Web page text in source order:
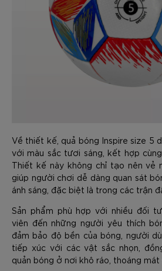
Về thiết kế, quả bóng Inspire size 5
với màu sắc tươi sáng, kết hợp
Thiết kế này không chỉ tạo nên vẻ
giúp người chơi dễ dàng quan sát
ánh sáng, đặc biệt là trong các trận
Sản phẩm phù hợp với nhiều đối
viên đến những người yêu thích
đảm bảo độ bền của bóng, người
tiếp xúc với các vật sắc nhọn,
quản bóng ở nơi khô ráo, thoáng mát